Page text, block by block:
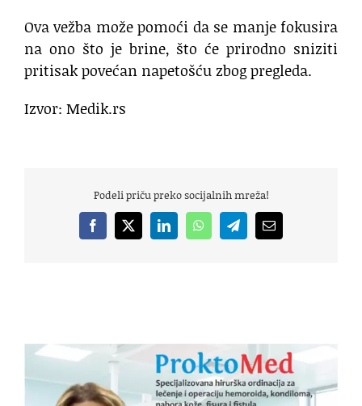
Ova vežba može pomoći da se manje fokusira
na ono što je brine, što će prirodno sniziti
pritisak povećan napetošću zbog pregleda.
Izvor: Medik.rs
Podeli priču preko socijalnih mreža!
Facebook
X LinkedInWhatsAppTelegramEmail